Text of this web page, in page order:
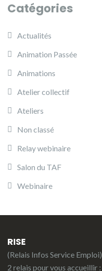
Catégories
Actualités
Animation Passée
Animations
Atelier collectif
Ateliers
Non classé
Relay webinaire
Salon du TAF
Webinaire
RISE
(Relais Infos Service Emploi)
2 relais pour vous accueillir :